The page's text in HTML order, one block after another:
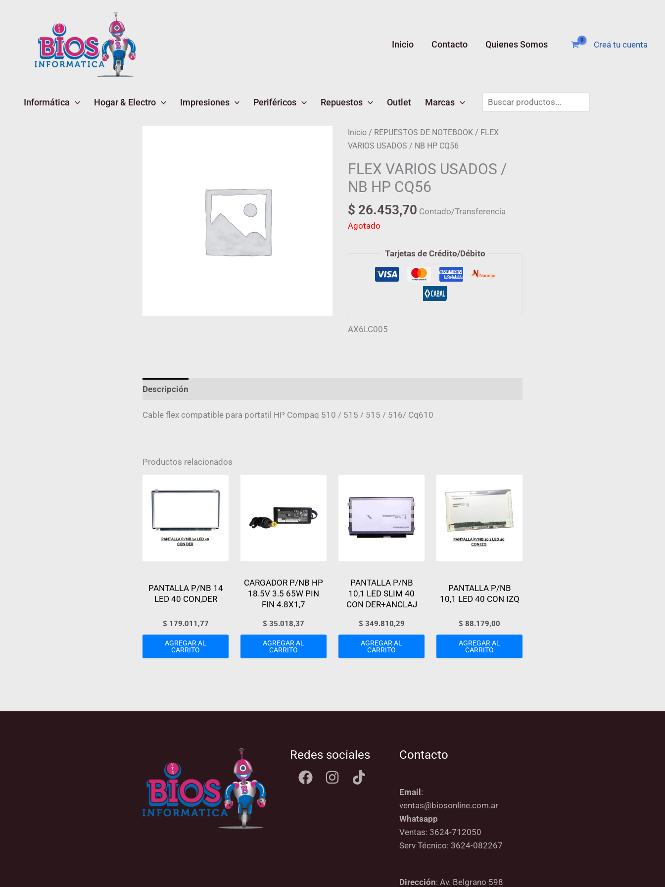
Inicio Contacto Quienes Somos Creá tu cuenta
Informática Hogar & Electro Impresiones Periféricos Repuestos Outlet Marcas
Buscar
Inicio/ REPUESTOS DE NOTEBOOK/ FLEX
VARIOS USADOS / NB HP CQ56
FLEX VARIOS USADOS /
NB HP CQ56
$ 26.453,70 Contado/Transferencia
Agotado
Tarjetas de Crédito/Débito
AX6LC005
Descripción
Cable flex compatible para portatil HP Compaq 510 / 515 / 515 / 516/ Cq610
Productos relacionados
PANTALLA P/NB 14
LED 40 CON,DER
$ 179.011,77
AGREGAR AL
CARRITO
CARGADOR P/NB HP
18.5V 3.5 65W PIN
FIN 4.8X1,7
$ 35.018,37
AGREGAR AL
CARRITO
PANTALLA P/NB
10,1 LED SLIM 40
CON DER+ANCLAJ
$ 349.810,29
AGREGAR AL
CARRITO
PANTALLA P/NB
10,1 LED 40 CON IZQ
$ 88.179,00
AGREGAR AL
CARRITO
Redes sociales Contacto
Email:
ventas@biosonline.com.ar
Whatsapp
Ventas: 3624-712050
Serv Técnico: 3624-082267
Dirección: Av. Belgrano 598